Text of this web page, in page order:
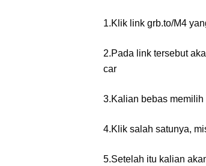
1.Klik link grb.to/M4
2.Pada link tersebut
car
3.Kalian bebas
4.Klik salah satunya,
5.Setelah itu kalian